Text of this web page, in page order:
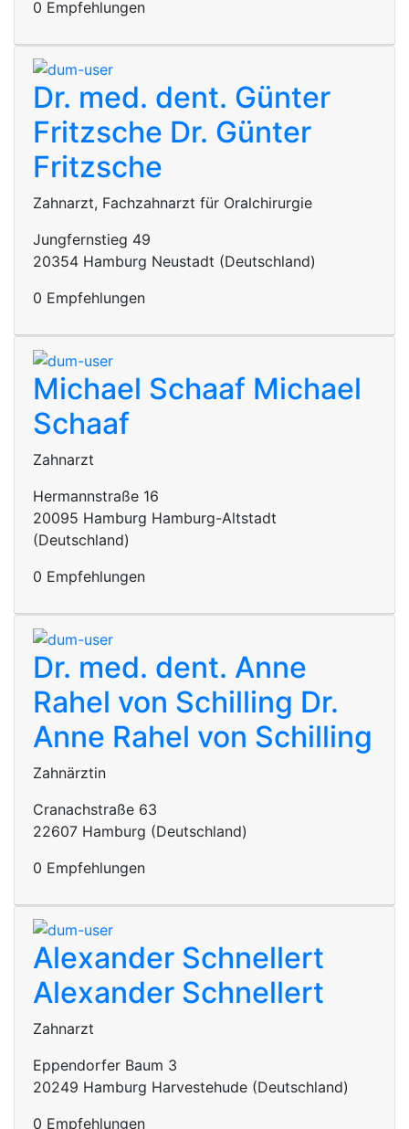
0 Empfehlungen
Dr. med. dent. Günter
Fritzsche Dr. Günter
Fritzsche
Zahnarzt, Fachzahnarzt für Oralchirurgie
Jungfernstieg 49
20354 Hamburg Neustadt (Deutschland)
0 Empfehlungen
Michael Schaaf Michael
Schaaf
Zahnarzt
Hermannstraße 16
20095 Hamburg Hamburg-Altstadt
(Deutschland)
0 Empfehlungen
Dr. med. dent. Anne
Rahel von Schilling Dr.
Anne Rahel von Schilling
Zahnärztin
Cranachstraße 63
22607 Hamburg (Deutschland)
0 Empfehlungen
Alexander Schnellert
Alexander Schnellert
Zahnarzt
Eppendorfer Baum 3
20249 Hamburg Harvestehude (Deutschland)
0 Empfehlungen